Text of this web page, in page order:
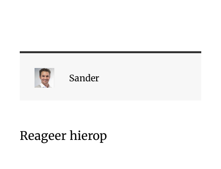
Sander
Reageer hierop